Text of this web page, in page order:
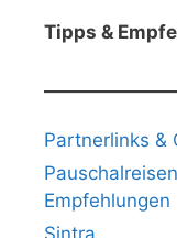
Tipps &
Partnerlinks &
Empfehlungen